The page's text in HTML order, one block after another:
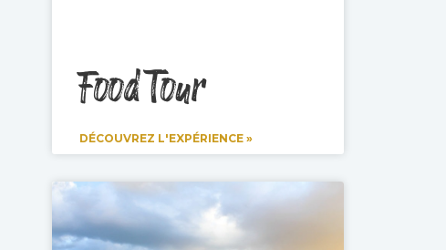
Food Tour
DÉCOUVREZ L'EXPÉRIENCE »